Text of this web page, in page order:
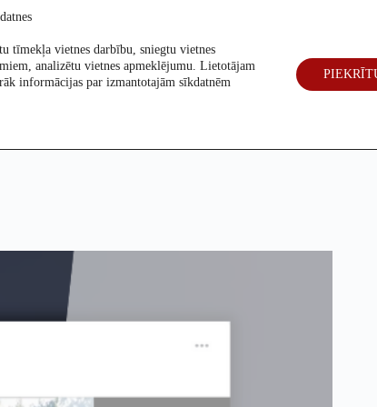
Par mums Vēlēšanas 2026
tīmekļa vietnes darbību, sniegtu vietnes
analizētu vietnes apmeklējumu. Lietotājam
informācijas par izmantotajām sīkdatnēm